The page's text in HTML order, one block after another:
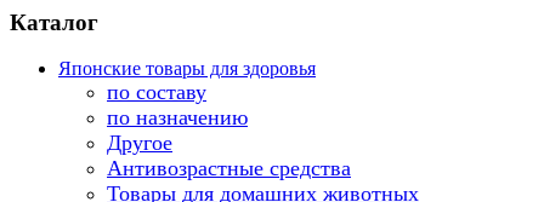
Каталог
Японские товары для здоровья
по составу
по назначению
Другое
Антивозрастные средства
Товары для домашних животных